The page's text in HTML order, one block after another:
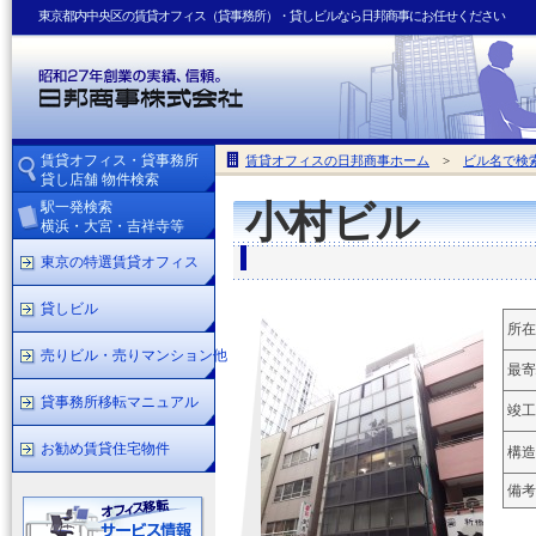
東京都内中央区の賃貸オフィス（貸事務所）・貸しビルなら日邦商事にお任せください
賃貸オフィスの日邦商事ホーム > ビル名で検
小村ビル
所
最
竣工
構
備考
賃貸オフィス・貸事務所
貸し店舗 物件検索
駅一発検索
横浜・大宮・吉祥寺等
東京の特選賃貸オフィス
貸しビル
売りビル・売りマンション他
貸事務所移転マニュアル
お勧め賃貸住宅物件